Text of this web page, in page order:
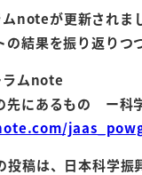
noteが更新されま
の結果を振り返りつ
ムnote
先にあるもの ー科
稿は、日本科学振